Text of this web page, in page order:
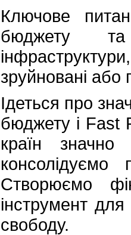
Ключове
бюджету та
зруйновані або
Ідеться про
бюджету і Fast
країн
консолідуємо
Створюємо
інструмент
свободу.